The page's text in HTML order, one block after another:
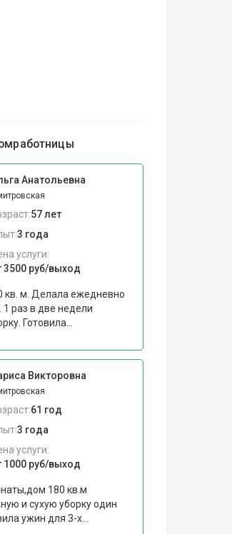
Анатольевна
57 лет
3 года
услуги:
3500 руб/выход
кв. м. Делала ежедневно
раз в две недели
Готовила...
Викторовна
61 год
3 года
услуги:
1000 руб/выход
180 кв.м
и сухую уборку один
ужин для 3-х...